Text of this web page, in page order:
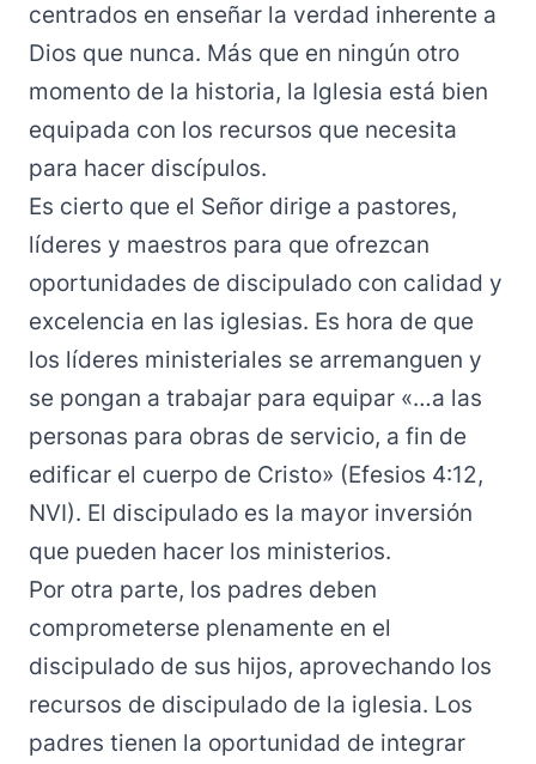
centrados en enseñar la verdad inherente a
Dios que nunca. Más que en ningún otro
momento de la historia, la Iglesia está bien
equipada con los recursos que necesita
para hacer discípulos.
Es cierto que el Señor dirige a pastores,
líderes y maestros para que ofrezcan
oportunidades de discipulado con calidad y
excelencia en las iglesias. Es hora de que
los líderes ministeriales se arremanguen y
se pongan a trabajar para equipar «…a las
personas para obras de servicio, a fin de
edificar el cuerpo de Cristo» (Efesios 4:12,
NVI). El discipulado es la mayor inversión
que pueden hacer los ministerios.
Por otra parte, los padres deben
comprometerse plenamente en el
discipulado de sus hijos, aprovechando los
recursos de discipulado de la iglesia. Los
padres tienen la oportunidad de integrar